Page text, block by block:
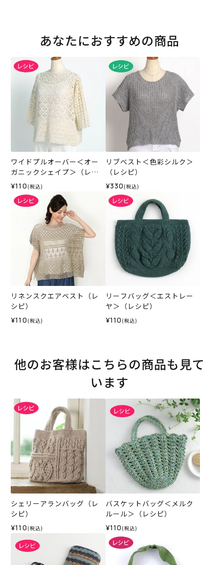
あなたにおすすめの商品
ワイドプルオーバー＜オー
ガニックシェイプ＞（レシ
ピ）
¥110 (税込)
リブベスト＜色彩シルク＞
（レシピ）
¥330 (税込)
リネンスクエアベスト（レ
シピ）
¥110 (税込)
リーフバッグ＜エストレー
ヤ＞（レシピ）
¥110 (税込)
他のお客様はこちらの商品も見て
います
シェリーアランバッグ（レ
シピ）
¥110 (税込)
バスケットバッグ＜メルク
ルール＞（レシピ）
¥110 (税込)